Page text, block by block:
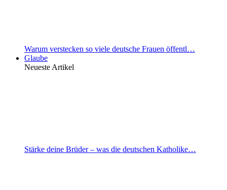
Warum verstecken so viele deutsche Frauen öffentl…
Glaube
Neueste Artikel
Stärke deine Brüder – was die deutschen Katholike…